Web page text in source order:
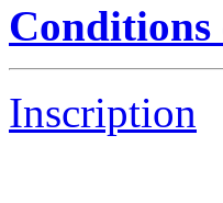
Inscription